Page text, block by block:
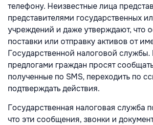
телефону. Неизвестные лица
представителями государственных
учреждений и даже утверждают, что
поставки или отправку активов от
Государственной налоговой
предлогами граждан просят
полученные по SMS, переходить по
подтверждать действия.
Государственная налоговая служба
что эти сообщения, звонки и